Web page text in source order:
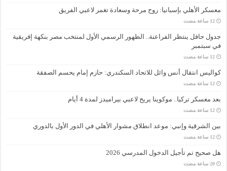
معسكر الأهلي بإسبانيا: روح مرحة وسعادة تغمر لاعبي الفريق
‏12 ساعة مضت
جدول حافل ينتظر الفراعنة.. الظهور الرسمي الأول لمنتخب مصر بنكهة إفريقية
في سبتمبر
‏12 ساعة مضت
كواليس انتقال أنس وائل للاتحاد السكندري: حازم إمام يحسم الصفقة
‏12 ساعة مضت
بعد معسكر تركيا.. موكوينا يريح لاعبي بيراميدز لمدة 4 أيام
‏12 ساعة مضت
بين الشرقية وإنبي: موعد انطلاق مشوار الأهلي في الدور الأول بالدوري
‏12 ساعة مضت
هل صحيح تم تأجيل الدخول المدرسي 2026
‏20 ساعة مضت